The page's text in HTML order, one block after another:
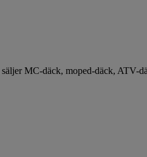
MC-däck, moped-däck, ATV-